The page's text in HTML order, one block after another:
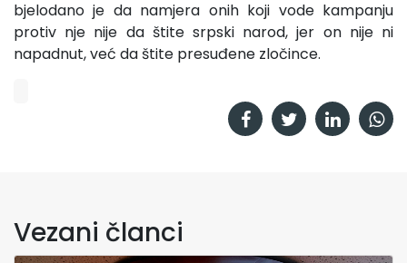
bjelodano je da namjera onih koji vode kampanju
protiv nje nije da štite srpski narod, jer on nije ni
napadnut, već da štite presuđene zločince.
Vezani članci